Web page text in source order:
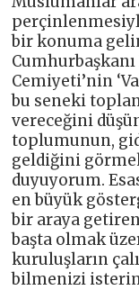
bir konuma
Cemiyeti’nin
bu seneki
vereceğini
toplumunun,
geldiğini
duyuyorum.
en büyük
bir araya
başta olmak
kuruluşların
bilmenizi